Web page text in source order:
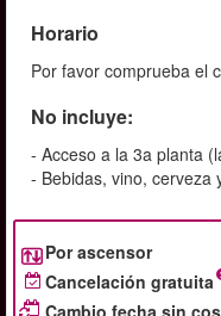
Horario
Por favor comprueba el
No incluye:
- Acceso a la 3a planta
- Bebidas, vino, cerveza
Por ascensor
Cancelación gratuita
Cambio fecha sin